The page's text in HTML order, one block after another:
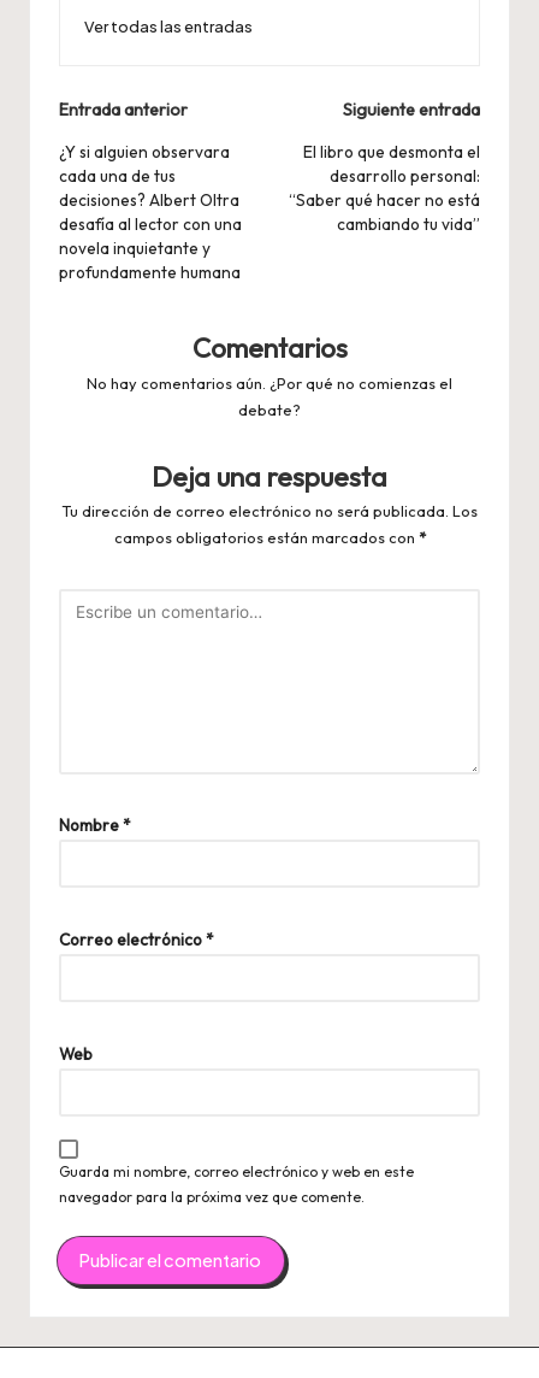
Ver todas las entradas
Navegación
de
entradas
Entrada anterior
¿Y si alguien observara
cada una de tus
decisiones? Albert Oltra
desafía al lector con una
novela inquietante y
profundamente humana
Siguiente entrada
El libro que desmonta el
desarrollo personal:
“Saber qué hacer no está
cambiando tu vida”
Comentarios
No hay comentarios aún. ¿Por qué no comienzas el
debate?
Deja una respuesta
Tu dirección de correo electrónico no será publicada. Los
campos obligatorios están marcados con *
Nombre*
Correo electrónico*
Web
Guarda mi nombre, correo electrónico y web en este
navegador para la próxima vez que comente.